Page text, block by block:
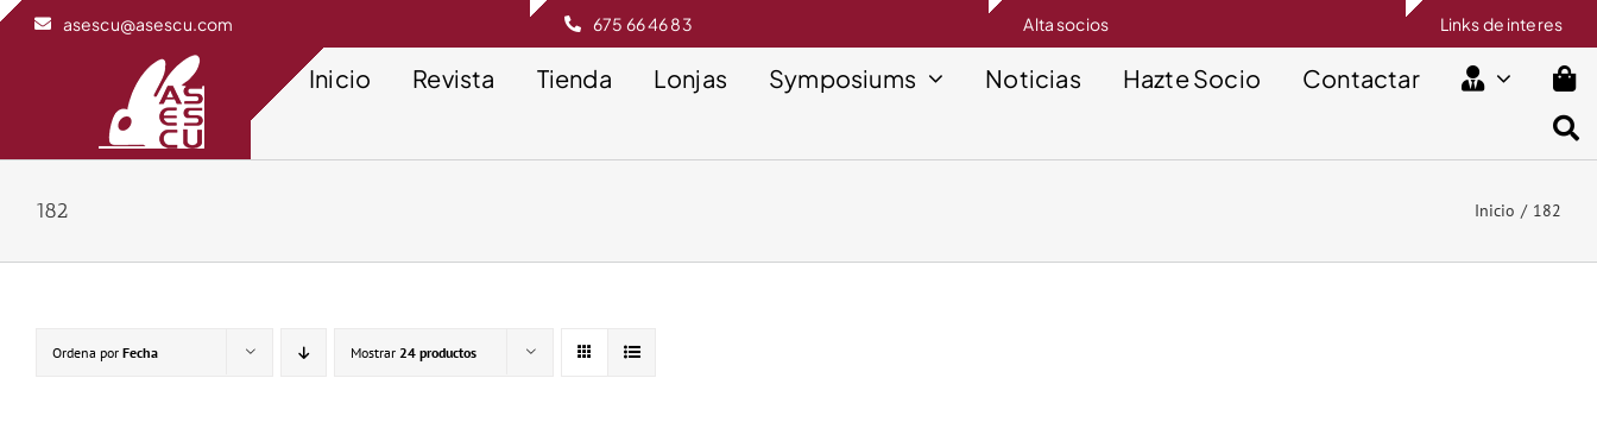
Saltar
asescu@asescu.com 675 66 46 83 Alta socios Links de interes
Inicio Revista Tienda Lonjas Symposiums Noticias Hazte Socio Contactar
182 Inicio 182
Ordena por Fecha Mostrar 24 productos